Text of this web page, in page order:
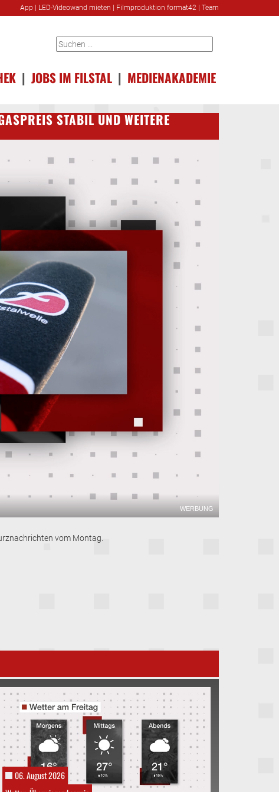
App LED-Videowand mieten Filmproduktion format42 Team
| JOBS IM FILSTAL | MEDIENAKADEMIE
STABIL UND WEITERE M
vom Montag.
06. August 2026